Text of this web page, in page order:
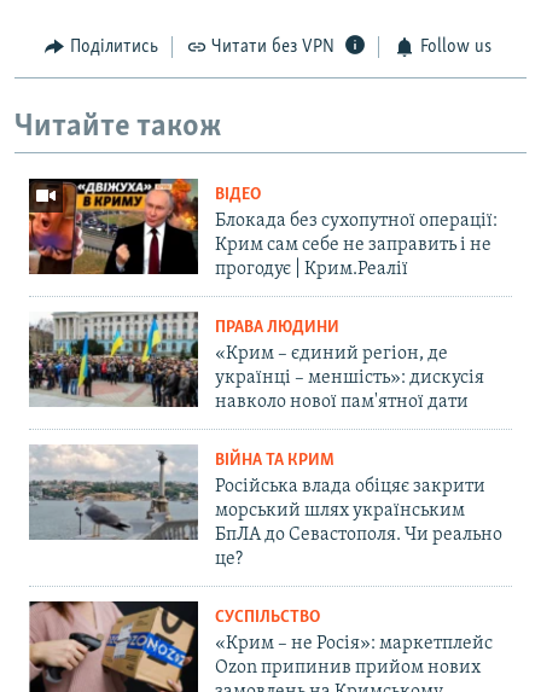
Поділитись Читати без VPN Follow us
Читайте також
ВІДЕО
Блокада без сухопутної операції:
Крим сам себе не заправить і не
прогодує | Крим.Реалії
ПРАВА ЛЮДИНИ
«Крим – єдиний регіон, де
українці – меншість»: дискусія
навколо нової пам'ятної дати
ВІЙНА ТА КРИМ
Російська влада обіцяє закрити
морський шлях українським
БпЛА до Севастополя. Чи реально
це?
СУСПІЛЬСТВО
«Крим – не Росія»: маркетплейс
Ozon припинив прийом нових